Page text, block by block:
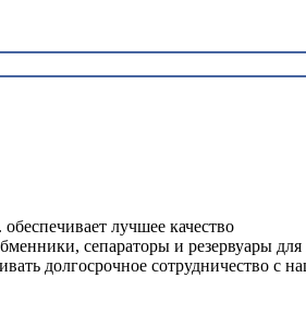
лучшее качество
сепараторы и резервуары
долгосрочное сотрудничество с